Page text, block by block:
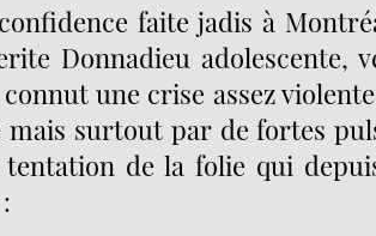
faite jadis à
Donnadieu adolescente,
une crise assez
surtout par de fortes
de la folie qui